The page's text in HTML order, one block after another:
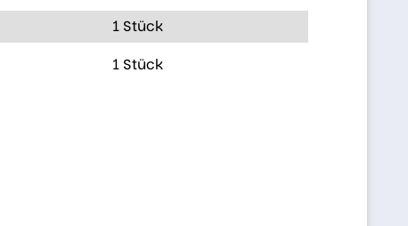
1 Stück
1 Stück